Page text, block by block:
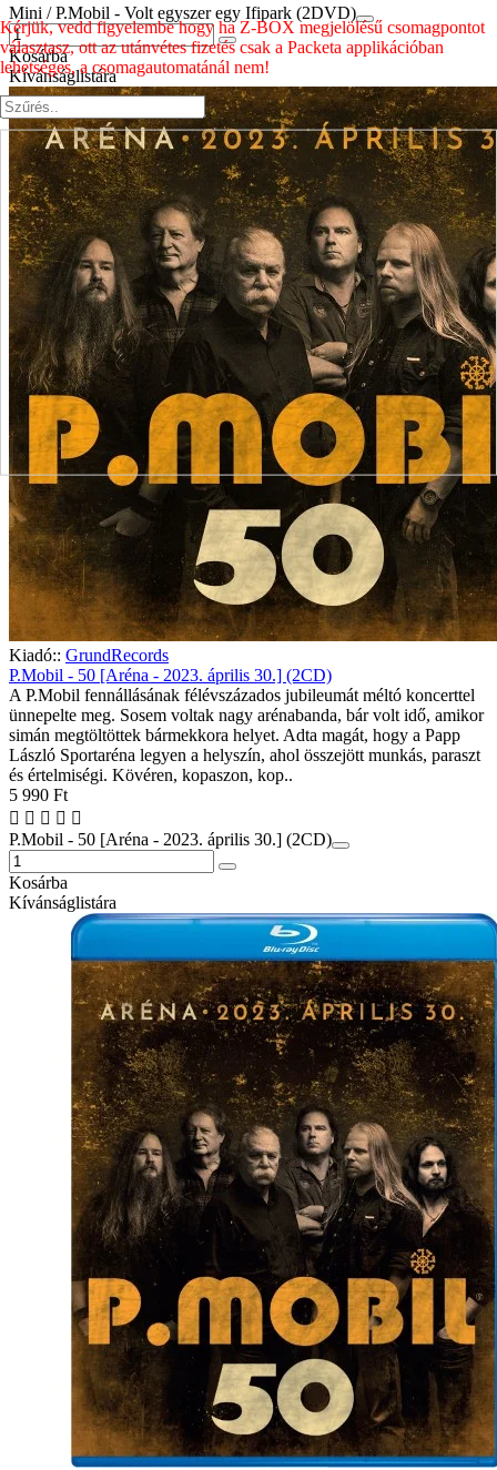
Mini / P.Mobil - Volt egyszer egy Ifipark (2DVD)
Kosárba
Kívánságlistára
Kiadó:: GrundRecords
P.Mobil - 50 [Aréna - 2023. április 30.] (2CD)
A P.Mobil fennállásának félévszázados jubileumát méltó koncerttel
ünnepelte meg. Sosem voltak nagy arénabanda, bár volt idő, amikor
simán megtöltöttek bármekkora helyet. Adta magát, hogy a Papp
László Sportaréna legyen a helyszín, ahol összejött munkás, paraszt
és értelmiségi. Kövéren, kopaszon, kop..
5 990 Ft
P.Mobil - 50 [Aréna - 2023. április 30.] (2CD)
Kosárba
Kívánságlistára
Kérjük, vedd figyelembe hogy ha Z-BOX megjelölésű csomagpontot
választasz, ott az utánvétes fizetés csak a Packeta applikációban
lehetséges, a csomagautomatánál nem!